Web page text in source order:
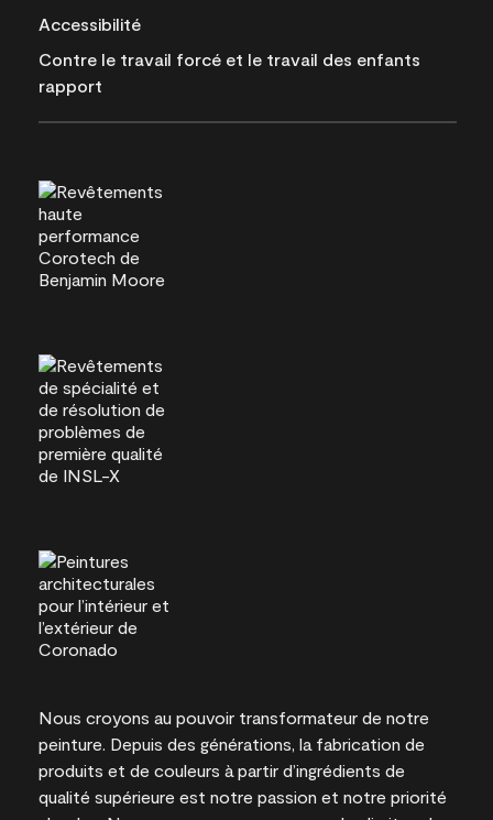
Accessibilité
Contre le travail forcé et le travail des enfants
rapport
Nous croyons au pouvoir transformateur de notre
peinture. Depuis des générations, la fabrication de
produits et de couleurs à partir d’ingrédients de
qualité supérieure est notre passion et notre priorité